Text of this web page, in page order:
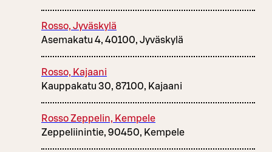
Rosso, Jyväskylä
Asemakatu 4, 40100, Jyväskylä
Rosso, Kajaani
Kauppakatu 30, 87100, Kajaani
Rosso Zeppelin, Kempele
Zeppeliinintie, 90450, Kempele